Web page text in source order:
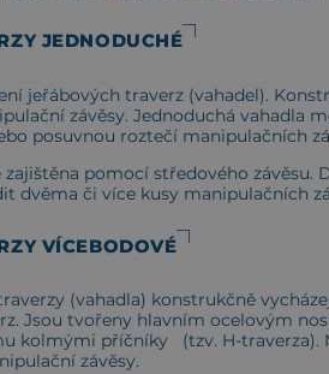
JEDNODUCHÉ
jeřábových traverz (vahadel).
závěsy. Jednoduchá vahadla
posuvnou roztečí manipulačních
pomocí středového závěsu.
dvěma či více kusy manipulačních
VÍCEBODOVÉ
(vahadla) konstrukčně
Jsou tvořeny hlavním ocelovým
kolmými příčníky (tzv. H-traverza).
závěsy.